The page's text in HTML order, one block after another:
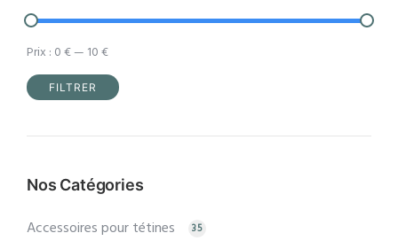
min
max
FILTRER
Prix : 0 €— 10 €
Nos Catégories
Accessoires pour tétines 35